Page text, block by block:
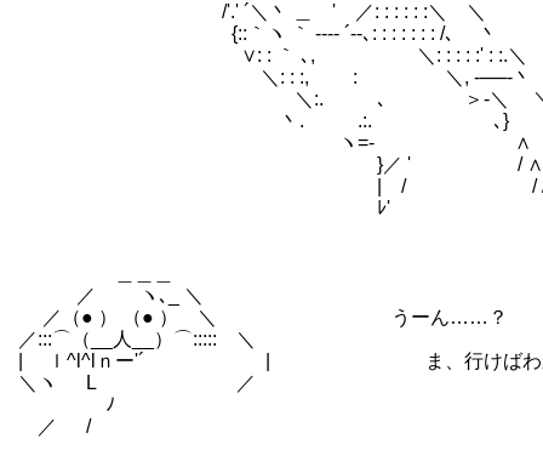
/'.' ´＼丶 ＿ ' ／: : : : : :＼ ＼
{::｀ヽ ｀ ‐--‐ ´‐-､: : : : : : : /､
∨: : ｀ ､, ＼: : : : :' : :.＼
＼: : :, : ＼, -──-丶 ＼
＼:. ､ ＞-＼ ＼' ､ ,
丶. .:. ､} , , ヽ
ヽ=- ∧ /／∨
}／ ' /
| / / /
ﾚ'
／ ヽ､_ ＼
／（● ） （● ） ＼ うーん……？
／:::⌒（__人__）⌒::::: ＼
| ｌ^l^lｎー'´ | ま、行けばわか
＼ヽ L ／
ゝ ﾉ
／ /